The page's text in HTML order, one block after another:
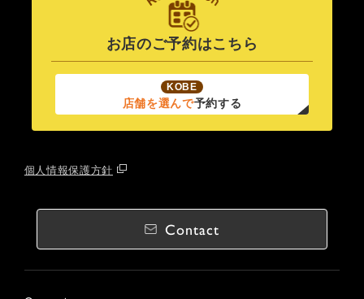
お店のご予約はこちら
KOBE
店舗を選んで予約する
個人情報保護方針
Contact